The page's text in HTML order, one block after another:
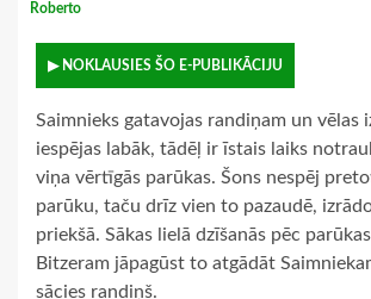
Roberto
▶ NOKLAUSIES ŠO E-PUBLIKĀCIJU
Saimnieks gatavojas randiņam un vēlas
iespējas labāk, tādēļ ir īstais laiks
viņa vērtīgās parūkas. Šons nespēj
parūku, taču drīz vien to pazaudē,
priekšā. Sākas lielā dzīšanās pēc
Bitzeram jāpagūst to atgādāt
sācies randiņš.